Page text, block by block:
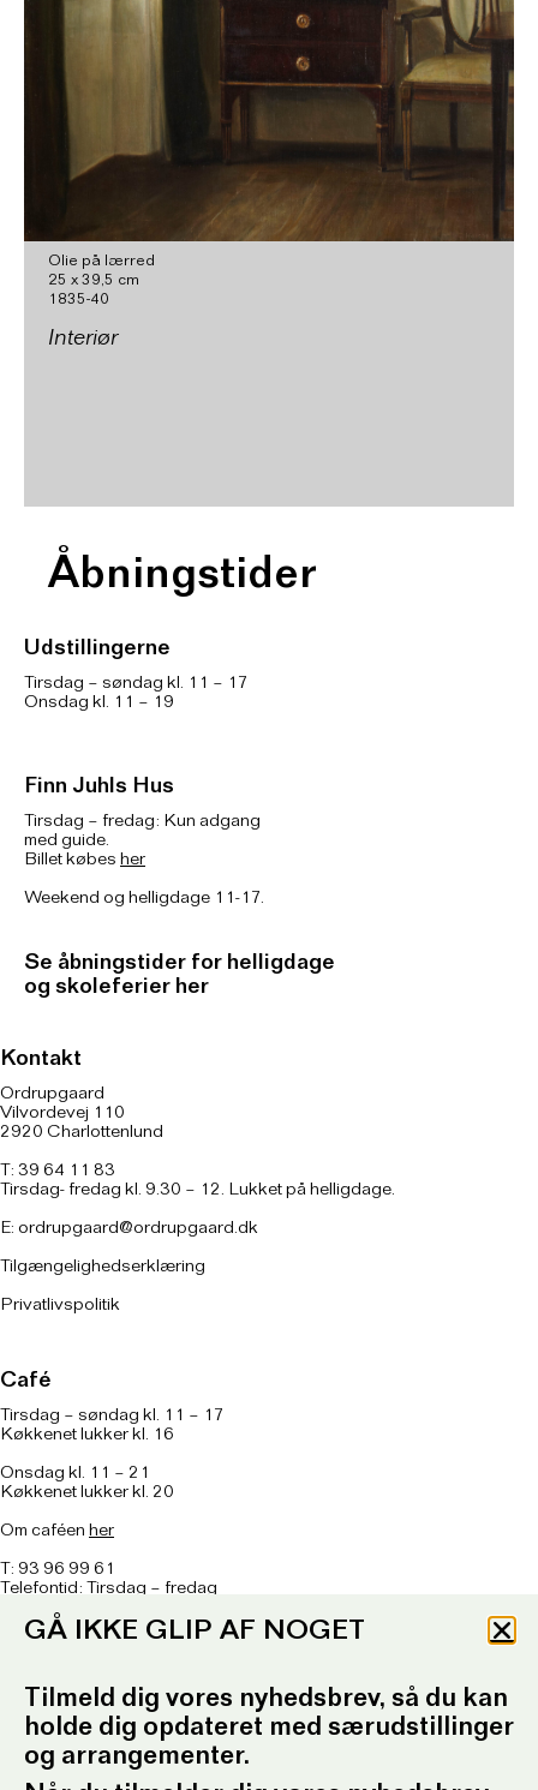
Olie på lærred
25 x 39,5 cm
1835-40
Interiør
Åbningstider
Udstillingerne
Tirsdag – søndag kl. 11 – 17
Onsdag kl. 11 – 19
Finn Juhls Hus
Tirsdag – fredag: Kun adgang
med guide.
Billet købes her
Weekend og helligdage 11-17.
Se åbningstider for helligdage
og skoleferier her
Kontakt
Ordrupgaard
Vilvordevej 110
2920 Charlottenlund
T: 39 64 11 83
Tirsdag- fredag kl. 9.30 – 12. Lukket på helligdage.
E: ordrupgaard@ordrupgaard.dk
Tilgængelighedserklæring
Privatlivspolitik
Café
Tirsdag – søndag kl. 11 – 17
Køkkenet lukker kl. 16
Onsdag kl. 11 – 21
Køkkenet lukker kl. 20
Om caféen her
T: 93 96 99 61
Telefontid: Tirsdag – fredag
kl. 10.30-12.30 og kl. 16.30-17.30
Presserum
Pressemeddelelser
GÅ IKKE GLIP AF NOGET
Tilmeld dig vores nyhedsbrev, så du kan
holde dig opdateret med særudstillinger
og arrangementer.